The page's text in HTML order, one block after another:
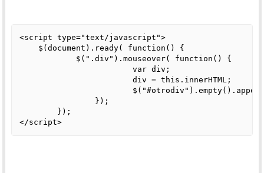
<script type="text/javascript">
    $(document).ready( function() {
</script>